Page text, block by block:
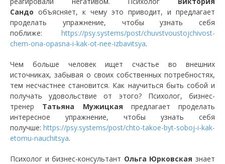
Сандо объясняет, к чему это приводит, и предлагает
проделать упражнение, чтобы узнать себя
поближе: https://psy.systems/post/chuvstvoustojchivost-
chem-ona-opasna-i-kak-ot-nee-izbavitsya.
Чем больше человек ищет счастье во внешних
источниках, забывая о своих собственных потребностях,
тем несчастнее становится. Как научиться быть собой и
получать удовольствие от этого? Психолог, бизнес-
тренер Татьяна Мужицкая предлагает проделать
интересное упражнение, чтобы узнать себя
получше: https://psy.systems/post/chto-takoe-byt-soboj-i-kak-
etomu-nauchitsya.
Психолог и бизнес-консультант Ольга Юрковская знает